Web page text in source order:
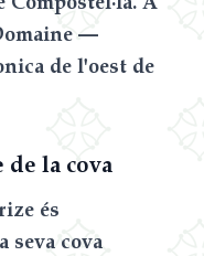
—
de l'oest de
la cova
és
seva cova